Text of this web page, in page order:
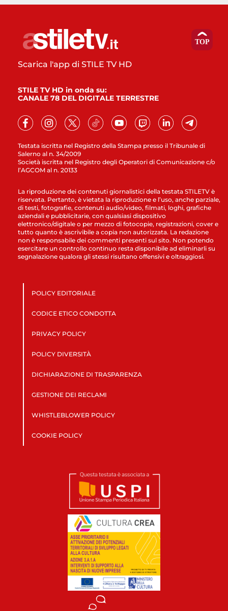
Testata iscritta nel Registro della Stampa presso il Tribunale di
Salerno al n. 34/2009
Società iscritta nel Registro degli Operatori di Comunicazione c/o
l’AGCOM al n. 20133
Scarica l'app di STILE TV HD
STILE TV HD in onda su:
CANALE 78 DEL DIGITALE TERRESTRE
La riproduzione dei contenuti giornalistici della testata STILETV è
riservata. Pertanto, è vietata la riproduzione e l’uso, anche parziale,
di testi, fotografie, contenuti audio/video, filmati, loghi, grafiche
aziendali e pubblicitarie, con qualsiasi dispositivo
elettronico/digitale o per mezzo di fotocopie, registrazioni, cover e
tutto quanto è ascrivibile a copia non autorizzata. La redazione
non è responsabile dei commenti presenti sul sito. Non potendo
esercitare un controllo continuo resta disponibile ad eliminarli su
segnalazione qualora gli stessi risultano offensivi e oltraggiosi.
POLICY EDITORIALE
CODICE ETICO CONDOTTA
PRIVACY POLICY
POLICY DIVERSITÀ
DICHIARAZIONE DI TRASPARENZA
GESTIONE DEI RECLAMI
WHISTLEBLOWER POLICY
COOKIE POLICY